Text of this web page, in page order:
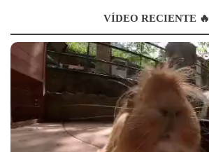
VÍDEO RECIENTE 🔥